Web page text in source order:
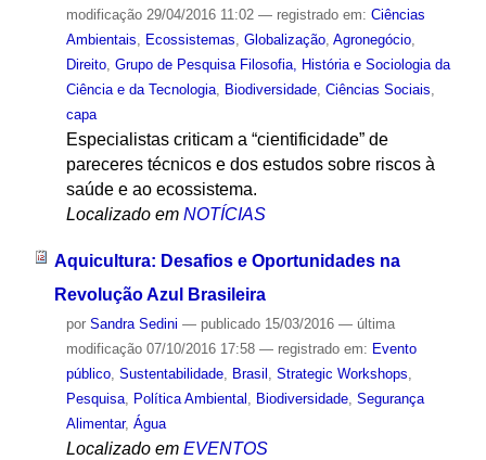
modificação29/04/2016 11:02 — registrado em: Ciências
Ambientais, Ecossistemas, Globalização, Agronegócio,
Direito, Grupo de Pesquisa Filosofia, História e Sociologia da
Ciência e da Tecnologia, Biodiversidade, Ciências Sociais,
capa
Especialistas criticam a “cientificidade” de
pareceres técnicos e dos estudos sobre riscos à
saúde e ao ecossistema.
Localizado em NOTÍCIAS
Aquicultura: Desafios e Oportunidades na
Revolução Azul Brasileira
por Sandra Sedini — publicado15/03/2016 — última
modificação07/10/2016 17:58 — registrado em: Evento
público, Sustentabilidade, Brasil , Strategic Workshops,
Pesquisa, Política Ambiental , Biodiversidade, Segurança
Alimentar, Água
Localizado em EVENTOS